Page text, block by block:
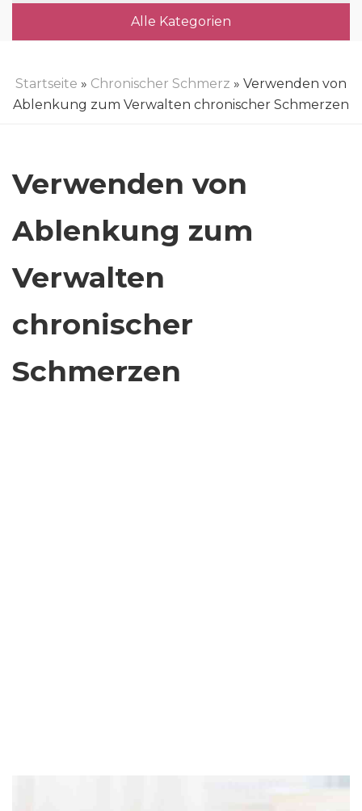
Alle Kategorien
Startseite » Chronischer Schmerz » Verwenden von
Ablenkung zum Verwalten chronischer Schmerzen
Verwenden von
Ablenkung zum
Verwalten
chronischer
Schmerzen